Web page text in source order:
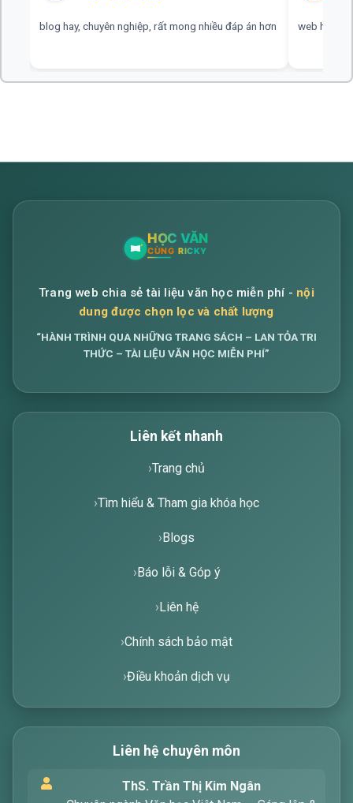
blog hay, chuyên nghiệp, rất mong nhiều đáp án hơn web hay,
tìm kiếm các bài viết về văn học. Hãy nhập từ
Trang web chia sẻ tài liệu văn học miễn phí - nội
dung được chọn lọc và chất lượng
“HÀNH TRÌNH QUA NHỮNG TRANG SÁCH – LAN TỎA TRI
THỨC – TÀI LIỆU VĂN HỌC MIỄN PHÍ”
Liên kết nhanh
Trang chủ
Tìm hiểu & Tham gia khóa học
Blogs
Báo lỗi & Góp ý
Liên hệ
Chính sách bảo mật
Điều khoản dịch vụ
Liên hệ chuyên môn
ThS. Trần Thị Kim Ngân